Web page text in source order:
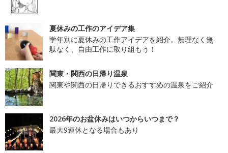
夏休みの工作のアイデア集
学年別に夏休みの工作アイデアを紹介。無理なく無
駄なく、自由工作に取り組もう！
関東・関西の日帰り温泉
関東や関西の日帰りできるおすすめの温泉をご紹介
2026年のお盆休みはいつからいつまで？
最大9連休となる場合もあり